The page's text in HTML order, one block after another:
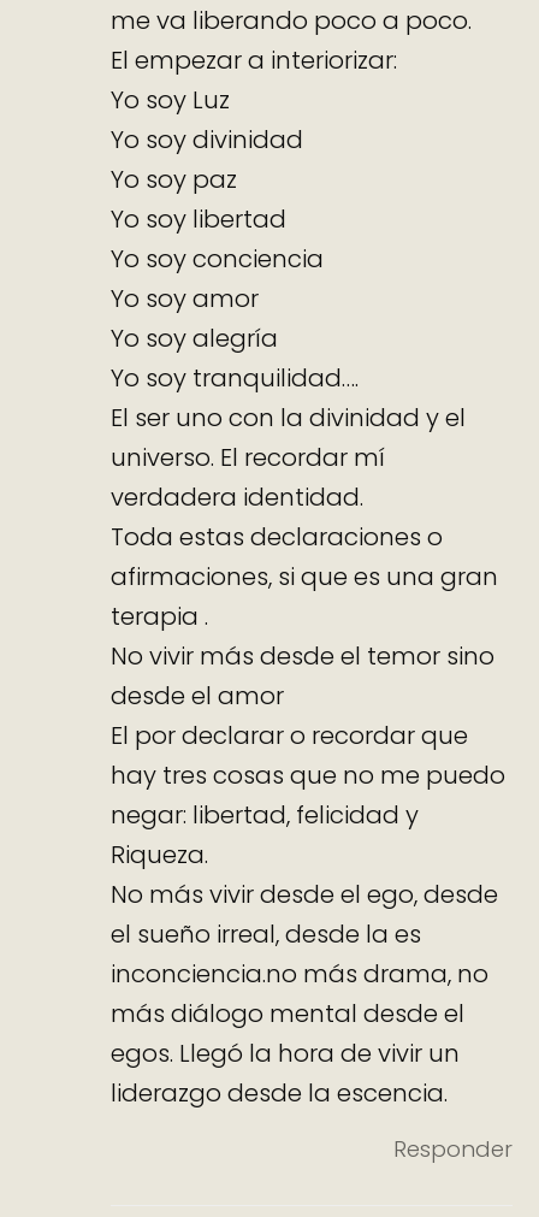
me va liberando poco a poco.
El empezar a interiorizar:
Yo soy Luz
Yo soy divinidad
Yo soy paz
Yo soy libertad
Yo soy conciencia
Yo soy amor
Yo soy alegría
Yo soy tranquilidad….
El ser uno con la divinidad y el
universo. El recordar mí
verdadera identidad.
Toda estas declaraciones o
afirmaciones, si que es una gran
terapia .
No vivir más desde el temor sino
desde el amor
El por declarar o recordar que
hay tres cosas que no me puedo
negar: libertad, felicidad y
Riqueza.
No más vivir desde el ego, desde
el sueño irreal, desde la es
inconciencia.no más drama, no
más diálogo mental desde el
egos. Llegó la hora de vivir un
liderazgo desde la escencia.
Responder